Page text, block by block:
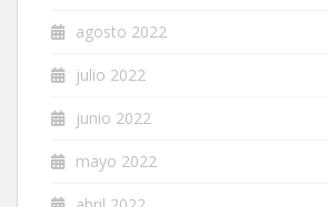
agosto 2022
julio 2022
junio 2022
mayo 2022